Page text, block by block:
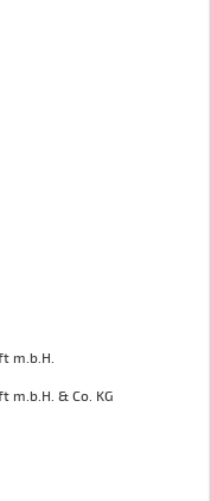
m.b.H.
m.b.H. & Co. KG